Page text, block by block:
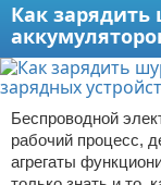
Как зарядить
Беспроводной
рабочий процесс,
агрегаты